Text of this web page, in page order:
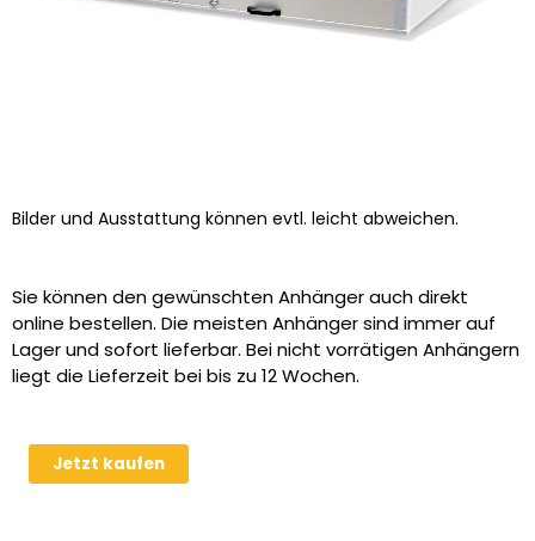
Bilder und Ausstattung können evtl. leicht abweichen.
Sie können den gewünschten Anhänger auch direkt
online bestellen. Die meisten Anhänger sind immer auf
Lager und sofort lieferbar. Bei nicht vorrätigen Anhängern
liegt die Lieferzeit bei bis zu 12 Wochen.
Aludeckel
Jetzt kaufen